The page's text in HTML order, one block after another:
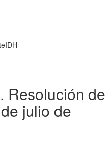
Resolución de
julio de